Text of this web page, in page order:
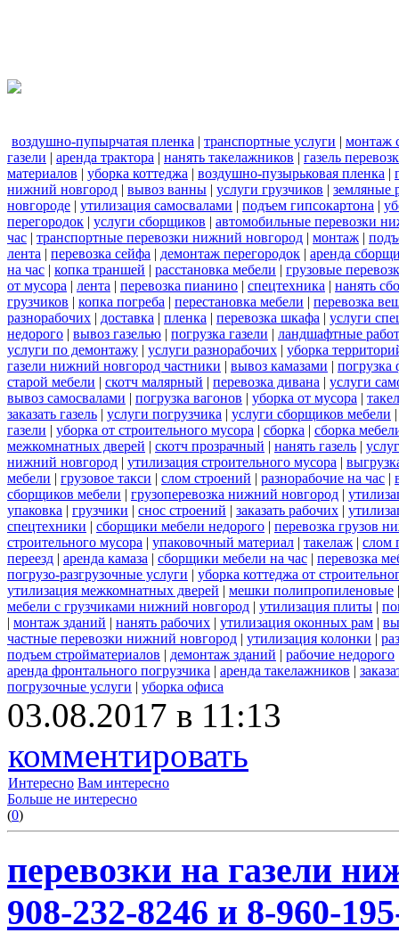
воздушно-пупырчатая пленка | транспортные услуги | монтаж
газели | аренда трактора | нанять такелажников | газель
материалов | уборка коттеджа | воздушно-пузырьковая пленка |
нижний новгород | вывоз ванны | услуги грузчиков | земляные
новгороде | утилизация самосвалами | подъем гипсокартона |
перегородок | услуги сборщиков | автомобильные перевозки
час | транспортные перевозки нижний новгород | монтаж |
лента | перевозка сейфа | демонтаж перегородок | аренда
на час | копка траншей | расстановка мебели | грузовые
от мусора | лента | перевозка пианино | спецтехника | нанять
грузчиков | копка погреба | перестановка мебели | перевозка
разнорабочих | доставка | пленка | перевозка шкафа | услуги
недорого | вывоз газелью | погрузка газели | ландшафтные
услуги по демонтажу | услуги разнорабочих | уборка
газели нижний новгород частники | вывоз камазами | погрузка
старой мебели | скотч малярный | перевозка дивана | услуги
вывоз самосвалами | погрузка вагонов | уборка от мусора |
заказать газель | услуги погрузчика | услуги сборщиков мебели
газели | уборка от строительного мусора | сборка | сборка
межкомнатных дверей | скотч прозрачный | нанять газель |
нижний новгород | утилизация строительного мусора |
мебели | грузовое такси | слом строений | разнорабочие на час |
сборщиков мебели | грузоперевозка нижний новгород |
упаковка | грузчики | снос строений | заказать рабочих |
спецтехники | сборщики мебели недорого | перевозка грузов
строительного мусора | упаковочный материал | такелаж | слом
переезд | аренда камаза | сборщики мебели на час | перевозка
погрузо-разгрузочные услуги | уборка коттеджа от
утилизация межкомнатных дверей | мешки полипропиленовые
мебели с грузчиками нижний новгород | утилизация плиты |
| монтаж зданий | нанять рабочих | утилизация оконных рам |
частные перевозки нижний новгород | утилизация колонки |
подъем стройматериалов | демонтаж зданий | рабочие недорого
аренда фронтального погрузчика | аренда такелажников |
погрузочные услуги | уборка офиса
03.08.2017 в 11:13
комментировать
Интересно Вам интересно
Больше не интересно
(0)
перевозки на газели
908-232-8246 и 8-960-